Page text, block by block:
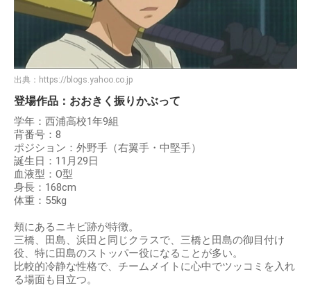
出典： https://blogs.yahoo.co.jp
登場作品：おおきく振りかぶって
学年：西浦高校1年9組
背番号：8
ポジション：外野手（右翼手・中堅手）
誕生日：11月29日
血液型：O型
身長：168cm
体重：55kg
頬にあるニキビ跡が特徴。
三橋、田島、浜田と同じクラスで、三橋と田島の御目付け
役、特に田島のストッパー役になることが多い。
比較的冷静な性格で、チームメイトに心中でツッコミを入れ
る場面も目立つ。